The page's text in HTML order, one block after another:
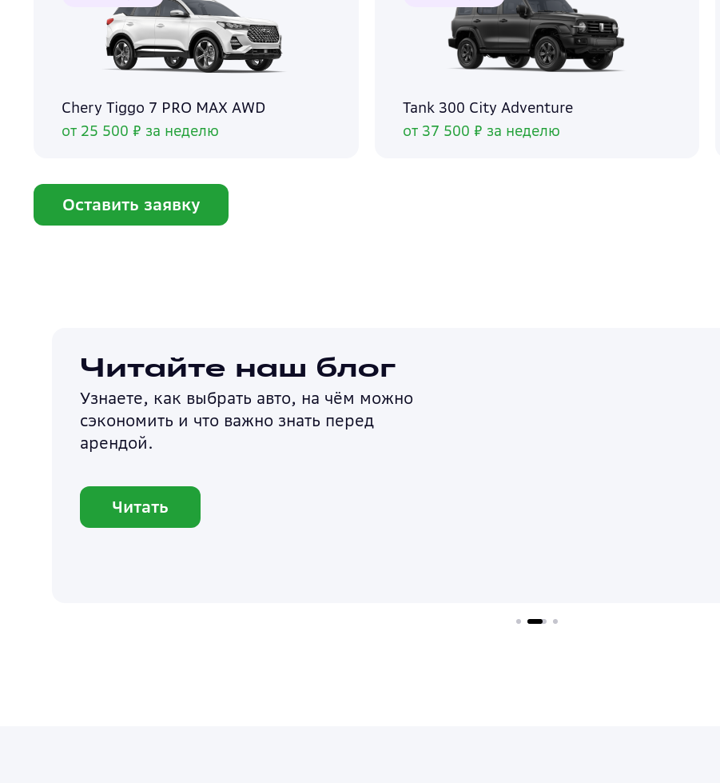
Chery Tiggo 7 PRO MAX AWD
от 25 500 ₽ за неделю
Tank 300 City Adventure
от 37 500 ₽ за неделю
Оставить заявку
Читайте наш блог
Узнаете, как выбрать авто, на чём можно
сэкономить и что важно знать перед
арендой.
Читать